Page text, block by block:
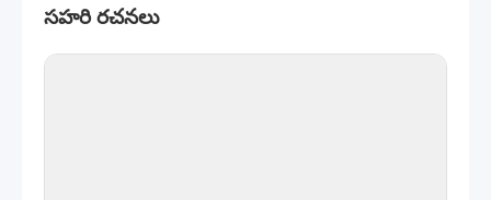
సహరి రచనలు